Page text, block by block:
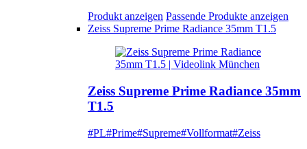
Produkt anzeigen Passende Produkte anzeigen
Zeiss Supreme Prime Radiance 35mm T1.5
Zeiss Supreme Prime Radiance 35mm
T1.5
#PL#Prime#Supreme#Vollformat#Zeiss